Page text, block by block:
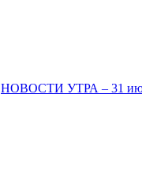
НОВОСТИ УТРА – 31